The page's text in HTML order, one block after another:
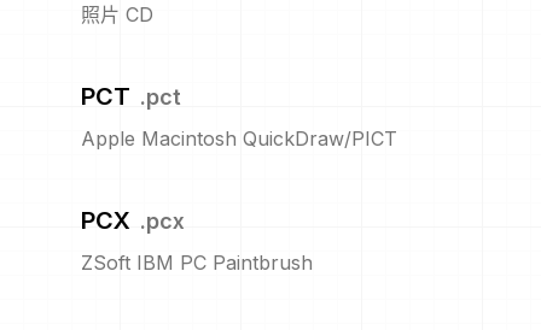
照片 CD
PCT .pct
Apple Macintosh QuickDraw/PICT
PCX .pcx
ZSoft IBM PC Paintbrush